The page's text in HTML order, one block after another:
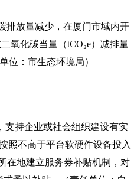
排放量减少，在厦门市域内开
氧化碳当量（tCO₂e）减排量
位：市生态环境局）
支持企业或社会组织建设有实
照不高于平台软硬件设备投入
在地建立服务券补贴机制，对